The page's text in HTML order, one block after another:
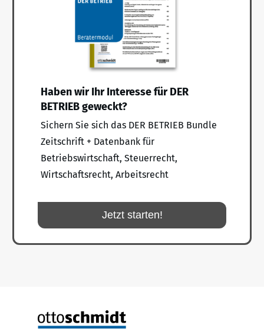
Haben wir Ihr Interesse für DER
BETRIEB geweckt?
Sichern Sie sich das DER BETRIEB Bundle
Zeitschrift + Datenbank für
Betriebswirtschaft, Steuerrecht,
Wirtschaftsrecht, Arbeitsrecht
Jetzt starten!